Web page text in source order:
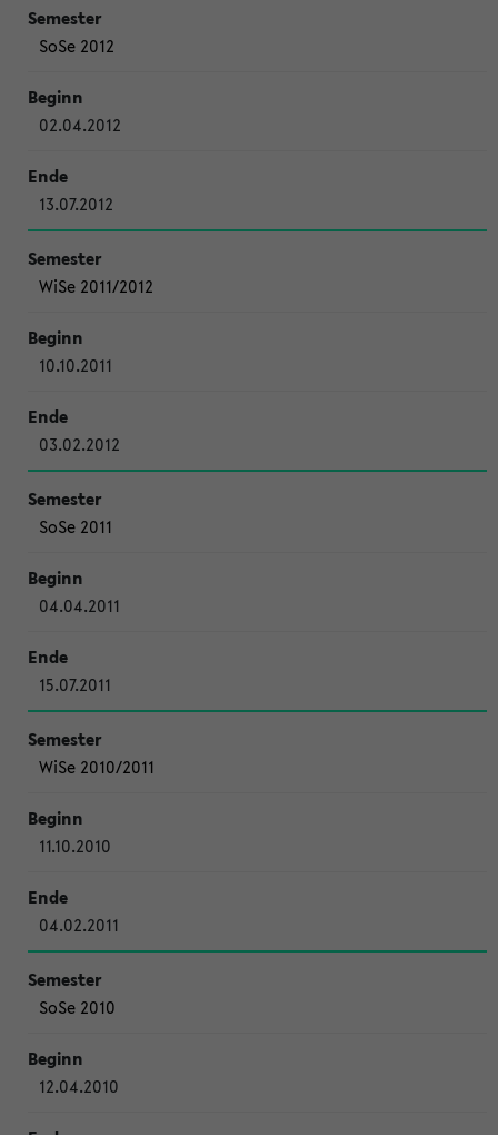
SoSe 2012
02.04.2012
13.07.2012
WiSe 2011/2012
10.10.2011
03.02.2012
SoSe 2011
04.04.2011
15.07.2011
WiSe 2010/2011
11.10.2010
04.02.2011
SoSe 2010
12.04.2010